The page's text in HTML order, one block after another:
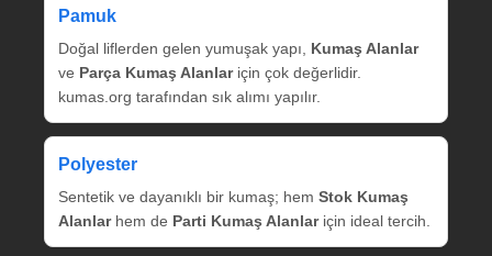
Pamuk
Doğal liflerden gelen yumuşak yapı, Kumaş Alanlar
ve Parça Kumaş Alanlariçin çok değerlidir.
kumas.org tarafından sık alımı yapılır.
Polyester
Sentetik ve dayanıklı bir kumaş; hem Stok Kumaş
Alanlarhem de Parti Kumaş Alanlariçin ideal tercih.